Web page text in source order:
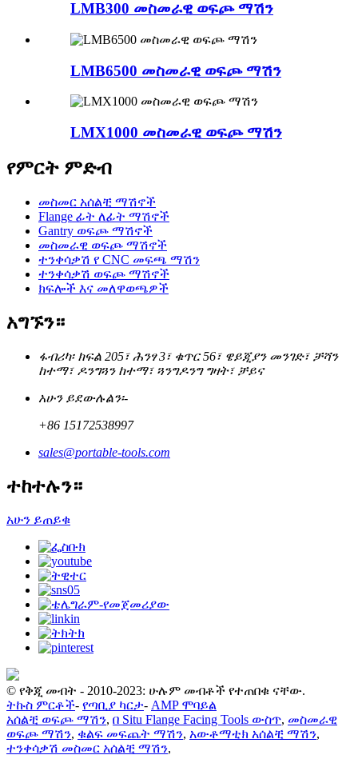
LMB300 መስመራዊ ወፍጮ ማሽን
LMB6500 መስመራዊ ወፍጮ ማሽን
LMX1000 መስመራዊ ወፍጮ ማሽን
የምርት ምድብ
መስመር አሰልቺ ማሽኖች
Flange ፊት ለፊት ማሽኖች
Gantry ወፍጮ ማሽኖች
መስመራዊ ወፍጮ ማሽኖች
ተንቀሳቃሽ የ CNC መፍጫ ማሽን
ተንቀሳቃሽ ወፍጮ ማሽኖች
ክፍሎች እና መለዋወጫዎች
አግኙን።
ፋብሪካ፡ ክፍል 205፣ ሕንፃ 3፣ ቁጥር 56፣ ዌይጂያን መንገድ፣ ቻሻን
ከተማ፣ ዶንግጓን ከተማ፣ ጓንግዶንግ ግዛት፣ ቻይና
አሁን ይደውሉልን፡-
+86 15172538997
sales@portable-tools.com
ተከተሉን።
አሁን ይጠይቁ
© የቅጂ መብት - 2010-2023: ሁሉም መብቶች የተጠበቁ ናቸው.
ትኩስ ምርቶች- የጣቢያ ካርታ- AMP ሞባይል
አሰልቺ ወፍጮ ማሽን, በ Situ Flange Facing Tools ውስጥ, መስመራዊ
ወፍጮ ማሽን, ቁልፍ መፍጨት ማሽን, አውቶማቲክ አሰልቺ ማሽን,
ተንቀሳቃሽ መስመር አሰልቺ ማሽን,